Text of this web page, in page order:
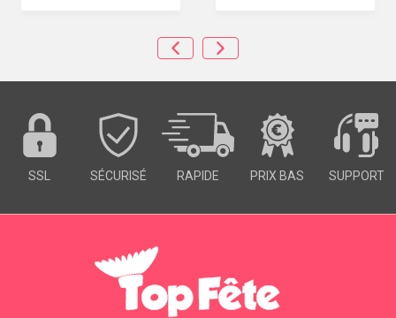
SSL SÉCURISÉ RAPIDE PRIX BAS SUPPORT